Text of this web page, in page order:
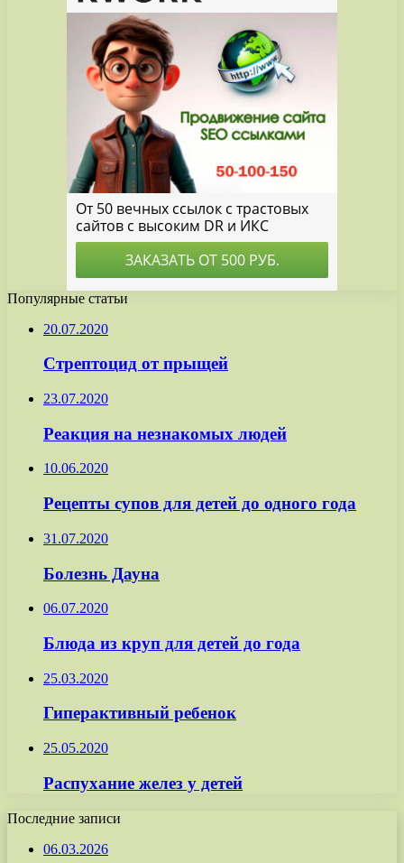
Популярные статьи
20.07.2020
Стрептоцид от прыщей
23.07.2020
Реакция на незнакомых людей
10.06.2020
Рецепты супов для детей до одного года
31.07.2020
Болезнь Дауна
06.07.2020
Блюда из круп для детей до года
25.03.2020
Гиперактивный ребенок
25.05.2020
Распухание желез у детей
Последние записи
06.03.2026